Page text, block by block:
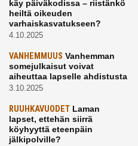
käy päiväkodissa – riistänkö
heiltä oikeuden
varhaiskasvatukseen?
4.10.2025
VANHEMMUUS Vanhemman
somejulkaisut voivat
aiheuttaa lapselle ahdistusta
3.10.2025
RUUHKAVUODET Laman
lapset, ettehän siirrä
köyhyyttä eteenpäin
jälkipolville?